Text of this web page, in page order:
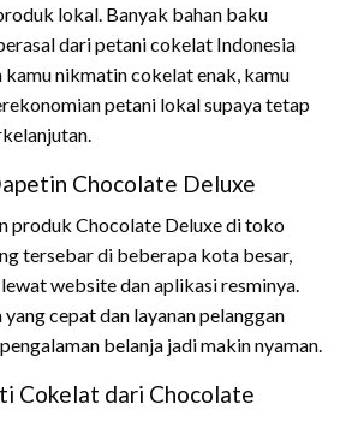
lokal. Banyak bahan baku
dari petani cokelat Indonesia
kamu nikmatin cokelat enak, kamu
petani lokal supaya tetap
Chocolate Deluxe
produk Chocolate Deluxe di toko
tersebar di beberapa kota besar,
website dan aplikasi resminya.
cepat dan layanan pelanggan
belanja jadi makin nyaman.
Cokelat dari Chocolate